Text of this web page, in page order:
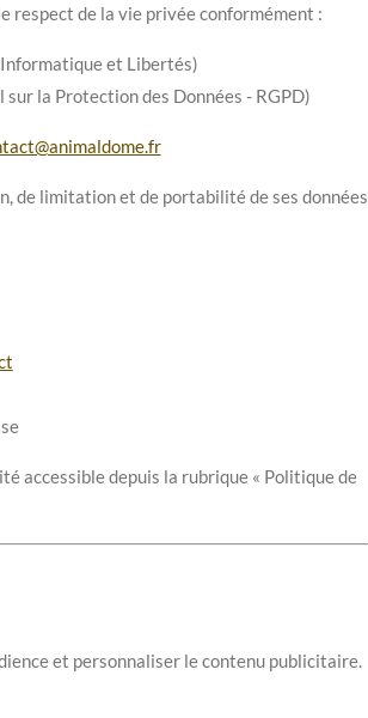
respect de la vie privée conformément :
et Libertés)
la Protection des Données - RGPD)
de limitation et de portabilité de ses données
accessible depuis la rubrique « Politique de
et personnaliser le contenu publicitaire.